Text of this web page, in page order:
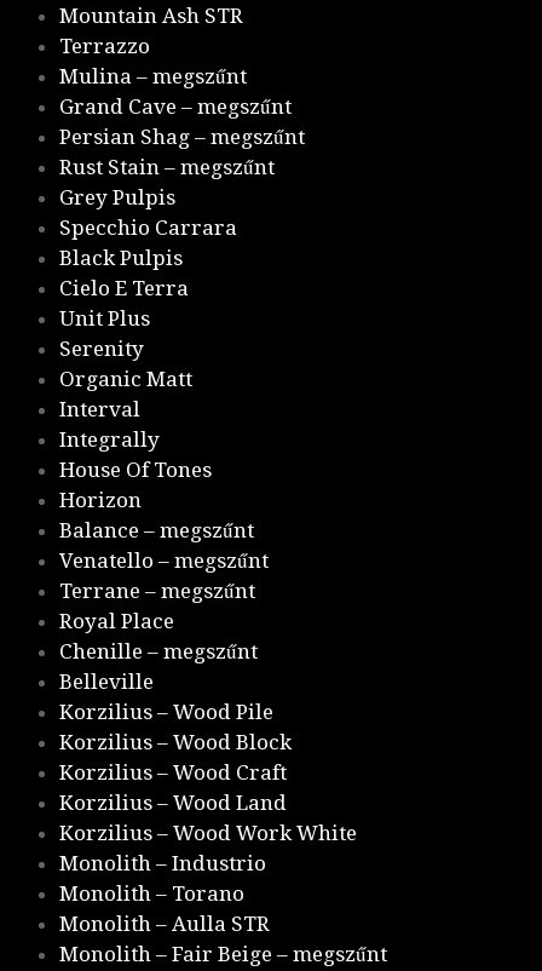
Mountain Ash STR
Terrazzo
Mulina – megszűnt
Grand Cave – megszűnt
Persian Shag – megszűnt
Rust Stain – megszűnt
Grey Pulpis
Specchio Carrara
Black Pulpis
Cielo E Terra
Unit Plus
Serenity
Organic Matt
Interval
Integrally
House Of Tones
Horizon
Balance – megszűnt
Venatello – megszűnt
Terrane – megszűnt
Royal Place
Chenille – megszűnt
Belleville
Korzilius – Wood Pile
Korzilius – Wood Block
Korzilius – Wood Craft
Korzilius – Wood Land
Korzilius – Wood Work White
Monolith – Industrio
Monolith – Torano
Monolith – Aulla STR
Monolith – Fair Beige – megszűnt